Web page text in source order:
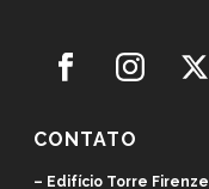
CONTATO
– Edifício Torre Firenze